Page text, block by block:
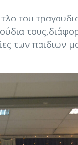
του
των παιδιών